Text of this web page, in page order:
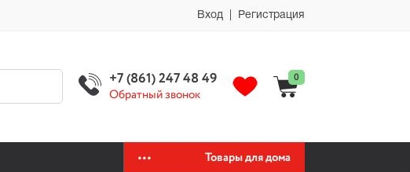
автохимии автохимия официальный сайт автохимии автохимия официальный
Вход | Регистрация
+7 (861) 247 48 49
Обратный звонок
0
Товары для дома